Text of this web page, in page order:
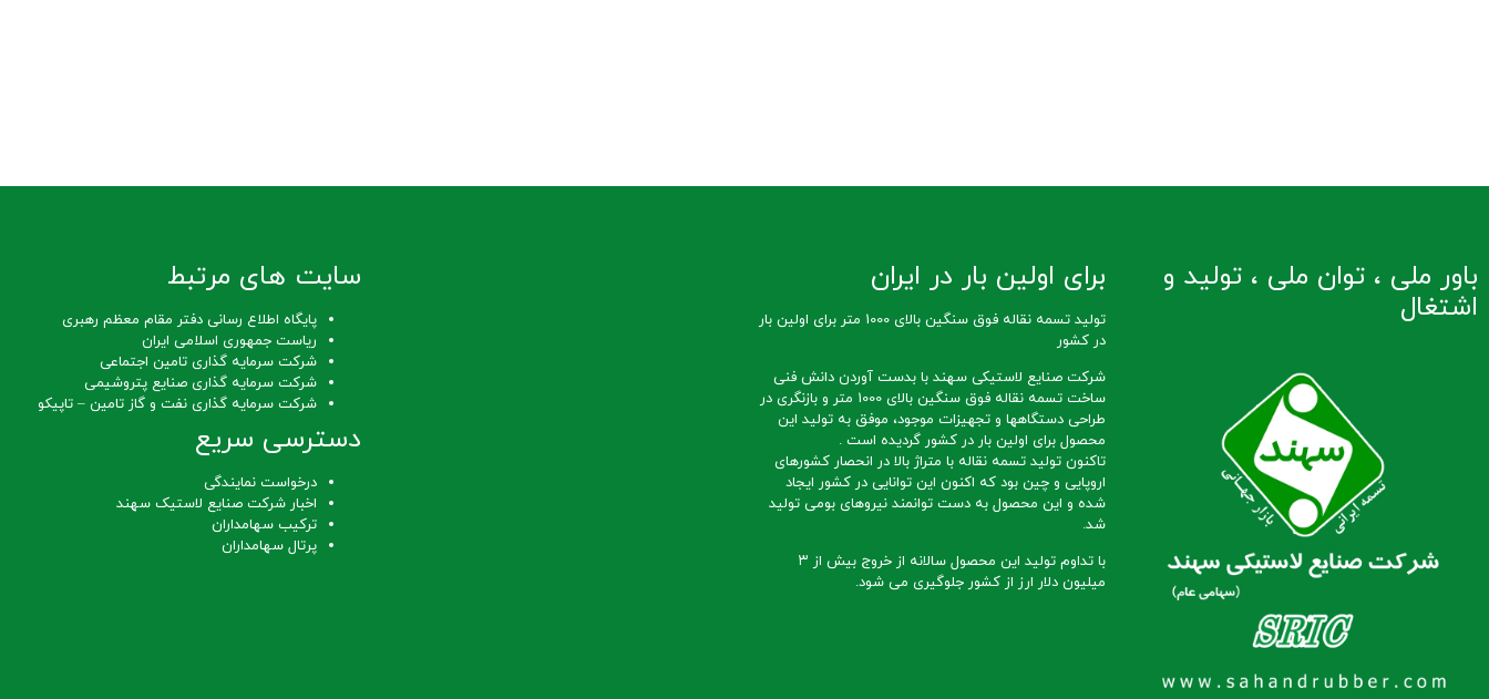
باور ملی ، توان ملی ، تولید و
اشتغال
برای اولین بار در ایران
تولید تسمه نقاله فوق سنگین بالای 1000 متر برای اولین بار
در کشور
شرکت صنایع لاستیکی سهند با بدست آوردن دانش فنی
ساخت تسمه نقاله فوق سنگین بالای 1000 متر و بازنگری در
طراحی دستگاهها و تجهیزات موجود، موفق به تولید این
محصول برای اولین بار در کشور گردیده است .
تاکنون تولید تسمه نقاله با متراژ بالا در انحصار کشورهای
اروپایی و چین بود که اکنون این توانایی در کشور ایجاد
شده و این محصول به دست توانمند نیروهای بومی تولید
شد.
با تداوم تولید این محصول سالانه از خروج بیش از ۳
میلیون دلار ارز از کشور جلوگیری می شود.
سایت های مرتبط
پایگاه اطلاع رسانی دفتر مقام معظم رهبری
ریاست جمهوری اسلامی ایران
شرکت سرمایه گذاری تامین اجتماعی
شرکت سرمایه گذاری صنایع پتروشیمی
شرکت سرمایه گذاری نفت و گاز تامین – تاپیکو
دسترسی سریع
درخواست نمایندگی
اخبار شرکت صنایع لاستیک سهند
ترکیب سهامداران
پرتال سهامداران